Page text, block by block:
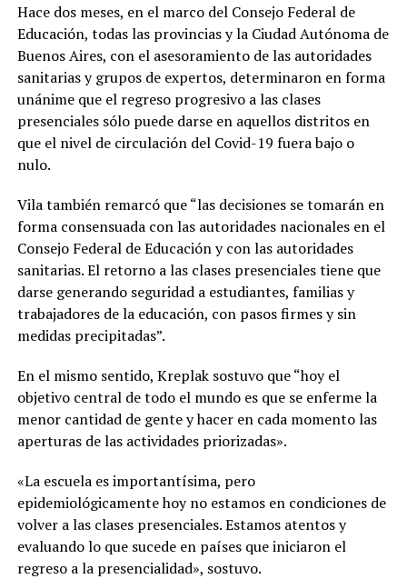
Hace dos meses, en el marco del Consejo Federal de
Educación, todas las provincias y la Ciudad Autónoma de
Buenos Aires, con el asesoramiento de las autoridades
sanitarias y grupos de expertos, determinaron en forma
unánime que el regreso progresivo a las clases
presenciales sólo puede darse en aquellos distritos en
que el nivel de circulación del Covid-19 fuera bajo o
nulo.
Vila también remarcó que “las decisiones se tomarán en
forma consensuada con las autoridades nacionales en el
Consejo Federal de Educación y con las autoridades
sanitarias. El retorno a las clases presenciales tiene que
darse generando seguridad a estudiantes, familias y
trabajadores de la educación, con pasos firmes y sin
medidas precipitadas”.
En el mismo sentido, Kreplak sostuvo que “hoy el
objetivo central de todo el mundo es que se enferme la
menor cantidad de gente y hacer en cada momento las
aperturas de las actividades priorizadas».
«La escuela es importantísima, pero
epidemiológicamente hoy no estamos en condiciones de
volver a las clases presenciales. Estamos atentos y
evaluando lo que sucede en países que iniciaron el
regreso a la presencialidad», sostuvo.